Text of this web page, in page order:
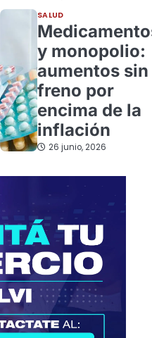
SALUD
y monopolio:
aumentos sin
freno por
encima de la
inflación
26 junio, 2026